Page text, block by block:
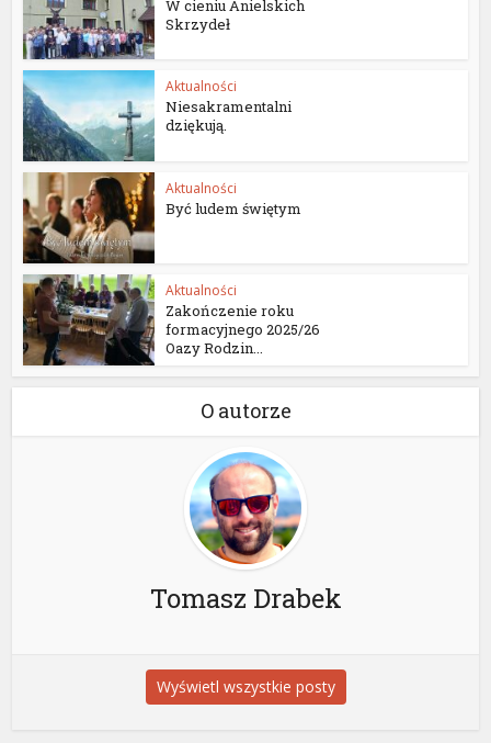
W cieniu Anielskich
Skrzydeł
Aktualności
Niesakramentalni
dziękują.
Aktualności
Być ludem świętym
Aktualności
Zakończenie roku
formacyjnego 2025/26
Oazy Rodzin...
O autorze
Tomasz Drabek
Wyświetl wszystkie posty